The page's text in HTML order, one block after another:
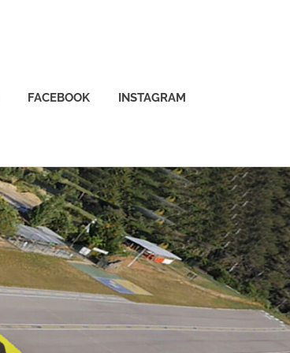
FACEBOOK INSTAGRAM